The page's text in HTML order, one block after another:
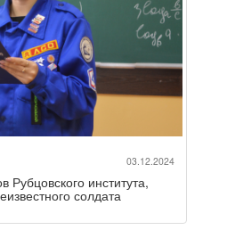
03.12.2024
Рубцовского института,
солдата